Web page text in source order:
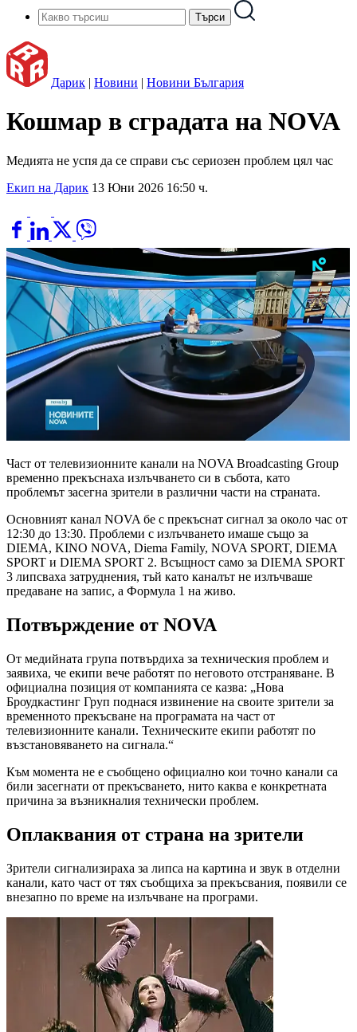
Дарик | Новини | Новини България
Кошмар в сградата на NOVA
Медията не успя да се справи със сериозен проблем цял час
Екип на Дарик 13 Юни 2026 16:50 ч.
Част от телевизионните канали на NOVA Broadcasting Group
временно прекъснаха излъчването си в събота, като
проблемът засегна зрители в различни части на страната.
Основният канал NOVA бе с прекъснат сигнал за около час от
12:30 до 13:30. Проблеми с излъчването имаше също за
DIEMA, KINO NOVA, Diema Family, NOVA SPORT, DIEMA
SPORT и DIEMA SPORT 2. Всъщност само за DIEMA SPORT
3 липсваха затруднения, тъй като каналът не излъчваше
предаване на запис, а Формула 1 на живо.
Потвърждение от NOVA
От медийната група потвърдиха за техническия проблем и
заявиха, че екипи вече работят по неговото отстраняване. В
официална позиция от компанията се казва: „Нова
Броудкастинг Груп поднася извинение на своите зрители за
временното прекъсване на програмата на част от
телевизионните канали. Техническите екипи работят по
възстановяването на сигнала.“
Към момента не е съобщено официално кои точно канали са
били засегнати от прекъсването, нито каква е конкретната
причина за възникналия технически проблем.
Оплаквания от страна на зрители
Зрители сигнализираха за липса на картина и звук в отделни
канали, като част от тях съобщиха за прекъсвания, появили се
внезапно по време на излъчване на програми.